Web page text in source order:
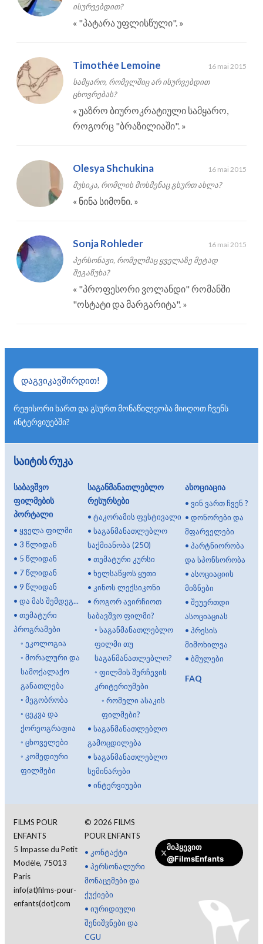
ისურვებდით?
« "პატარა უფლისწული". »
Timothée Lemoine 16 mai 2015
სამყარო, რომელშიც არ ისურვებდით
ცხოვრებას?
« უაზრო ბიუროკრატიული სამყარო,
როგორც "ბრაზილიაში". »
Olesya Shchukina 16 mai 2015
მუსიკა, რომლის მოსმენაც გსურთ ახლა?
« ნინა სიმონი. »
Sonja Rohleder 16 mai 2015
პერსონაჟი, რომელმაც ყველაზე მეტად
შეგაწუხა?
« "პროფესორი ვოლანდი" რომანში
"ოსტატი და მარგარიტა". »
დაგვიკავშირდით!
რეჟისორი ხართ და გსურთ მონაწილეობა მიიღოთ ჩვენს
ინტერვიუებში?
საიტის რუკა
საბავშვო
ფილმების
პორტალი
• ყველა ფილმი
• 3 წლიდან
• 5 წლიდან
• 7 წლიდან
• 9 წლიდან
• და მას შემდეგ...
• თემატური
პროგრამები
◦ ეკოლოგია
◦ მორალური და
სამოქალაქო
განათლება
◦ მეგობრობა
◦ ცეკვა და
ქორეოგრაფია
◦ ცხოველები
◦ კომედიური
ფილმები
საგანმანათლებლო
რესურსები
• ტაკორამის ფესტივალი
• საგანმანათლებლო
საქმიანობა (250)
• თემატური კურსი
• ხელსაწყოს ყუთი
• კინოს ლექსიკონი
• როგორ ავირჩიოთ
საბავშვო ფილმი?
◦ საგანმანათლებლო
ფილმი თუ
საგანმანათლებლო?
◦ ფილმის შერჩევის
კრიტერიუმები
◦ რომელი ასაკის
ფილმები?
• საგანმანათლებლო
გამოცდილება
• საგანმანათლებლო
სემინარები
• ინტერვიუები
ასოციაცია
•ვინ ვართ ჩვენ ?
•დონორები და
მფარველები
•პარტნიორობა
და სპონსორობა
•ასოციაციის
მიზნები
•შეუერთდი
ასოციაციას
•პრესის
მიმოხილვა
•ბმულები
FAQ
FILMS POUR
ENFANTS
5 Impasse du Petit
Modèle, 75013
Paris
info(at)films-pour-
enfants(dot)com
© 2026 FILMS
POUR ENFANTS
• კონტაქტი
• პერსონალური
მონაცემები და
ქუქიები
• იურიდიული
შენიშვნები და
CGU
მიჰყევით
@FilmsEnfants